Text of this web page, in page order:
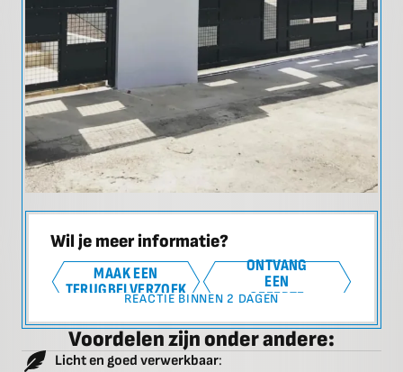
Voordelen zijn onder andere:
Licht en goed verwerkbaar:
Wil je meer informatie?
MAAK EEN
TERUGBELVERZOEK
ONTVANG
EEN
OFFERTE
REACTIE BINNEN 2 DAGEN